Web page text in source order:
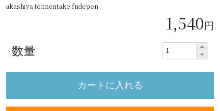
akashiya tennentake fudepen
1,540円
数量